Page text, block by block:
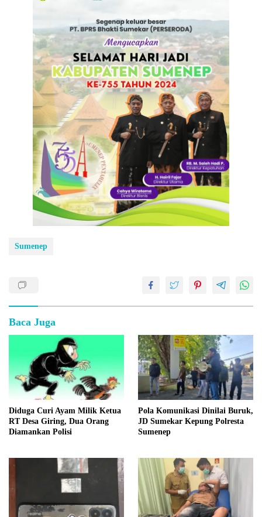
Sumenep
Baca Juga
Diduga Curi Ayam Milik Ketua
RT Desa Giring, Dua Orang
Diamankan Polisi
Pola Komunikasi Dinilai Buruk,
JD Sumekar Kepung Polresta
Sumenep